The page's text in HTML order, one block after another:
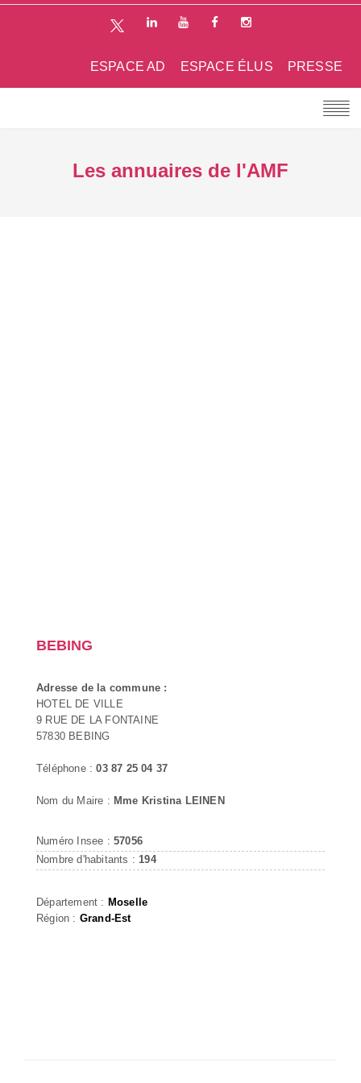
PRESSE
ESPACE ÉLUS
ESPACE AD
Les annuaires de l'AMF
BEBING
Adresse de la commune :
HOTEL DE VILLE
9 RUE DE LA FONTAINE
57830 BEBING
Téléphone :03 87 25 04 37
Nom du Maire : Mme Kristina LEINEN
Numéro Insee : 57056
Nombre d'habitants : 194
Département : Moselle
Région : Grand-Est